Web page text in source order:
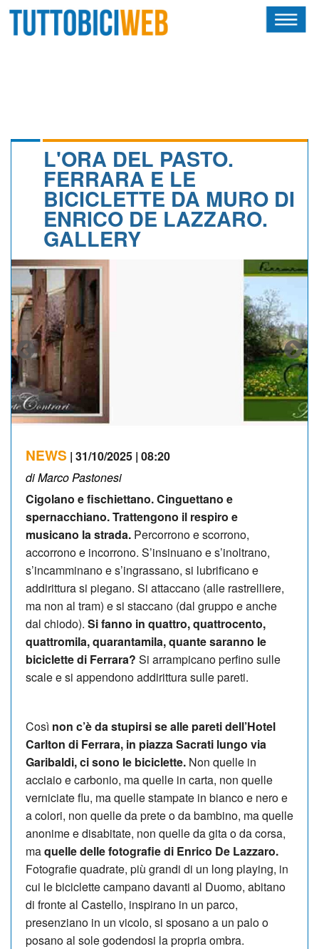
CALENDARIO
ALBI D'ORO
NEWSLETTER
L'ORA DEL PASTO.
FERRARA E LE
BICICLETTE DA MURO DI
ENRICO DE LAZZARO.
GALLERY
NEWS | 31/10/2025 | 08:20
di Marco Pastonesi
Cigolano e fischiettano. Cinguettano e
spernacchiano. Trattengono il respiro e
musicano la strada. Percorrono e scorrono,
accorrono e incorrono. S’insinuano e s’inoltrano,
s’incamminano e s’ingrassano, si lubrificano e
addirittura si piegano. Si attaccano (alle rastrelliere,
ma non al tram) e si staccano (dal gruppo e anche
dal chiodo). Si fanno in quattro, quattrocento,
quattromila, quarantamila, quante saranno le
biciclette di Ferrara? Si arrampicano perfino sulle
scale e si appendono addirittura sulle pareti.
Così non c’è da stupirsi se alle pareti dell’Hotel
Carlton di Ferrara, in piazza Sacrati lungo via
Garibaldi, ci sono le biciclette. Non quelle in
acciaio e carbonio, ma quelle in carta, non quelle
verniciate flu, ma quelle stampate in bianco e nero e
a colori, non quelle da prete o da bambino, ma quelle
anonime e disabitate, non quelle da gita o da corsa,
maquelle delle fotografie di Enrico De Lazzaro.
Fotografie quadrate, più grandi di un long playing, in
cui le biciclette campano davanti al Duomo, abitano
di fronte al Castello, inspirano in un parco,
presenziano in un vicolo, si sposano a un palo o
posano al sole godendosi la propria ombra.